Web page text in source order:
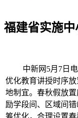
福建省实施
中新网5月7日电
优化教育讲授时序
地制宜。春秋假放
励学段间、区域间